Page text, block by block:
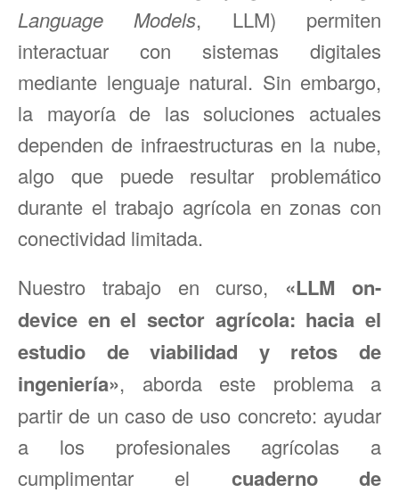
Language Models, LLM) permiten
interactuar con sistemas digitales
mediante lenguaje natural. Sin embargo,
la mayoría de las soluciones actuales
dependen de infraestructuras en la nube,
algo que puede resultar problemático
durante el trabajo agrícola en zonas con
conectividad limitada.
Nuestro trabajo en curso, «LLM on-
device en el sector agrícola: hacia el
estudio de viabilidad y retos de
ingeniería», aborda este problema a
partir de un caso de uso concreto: ayudar
a los profesionales agrícolas a
cumplimentar el cuaderno de